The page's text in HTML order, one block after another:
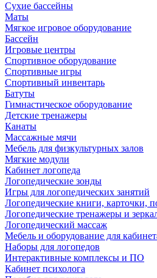
Сухие бассейны
Маты
Мягкое игровое оборудование
Бассейн
Игровые центры
Спортивное оборудование
Спортивные игры
Спортивный инвентарь
Батуты
Гимнастическое оборудование
Детские тренажеры
Канаты
Массажные мячи
Мебель для физкультурных залов
Мягкие модули
Кабинет логопеда
Логопедические зонды
Игры для логопедических занятий
Логопедические книги, карточки,
Логопедические тренажеры и
Логопедический массаж
Мебель и оборудование для
Наборы для логопедов
Интерактивные комплексы и ПО
Кабинет психолога